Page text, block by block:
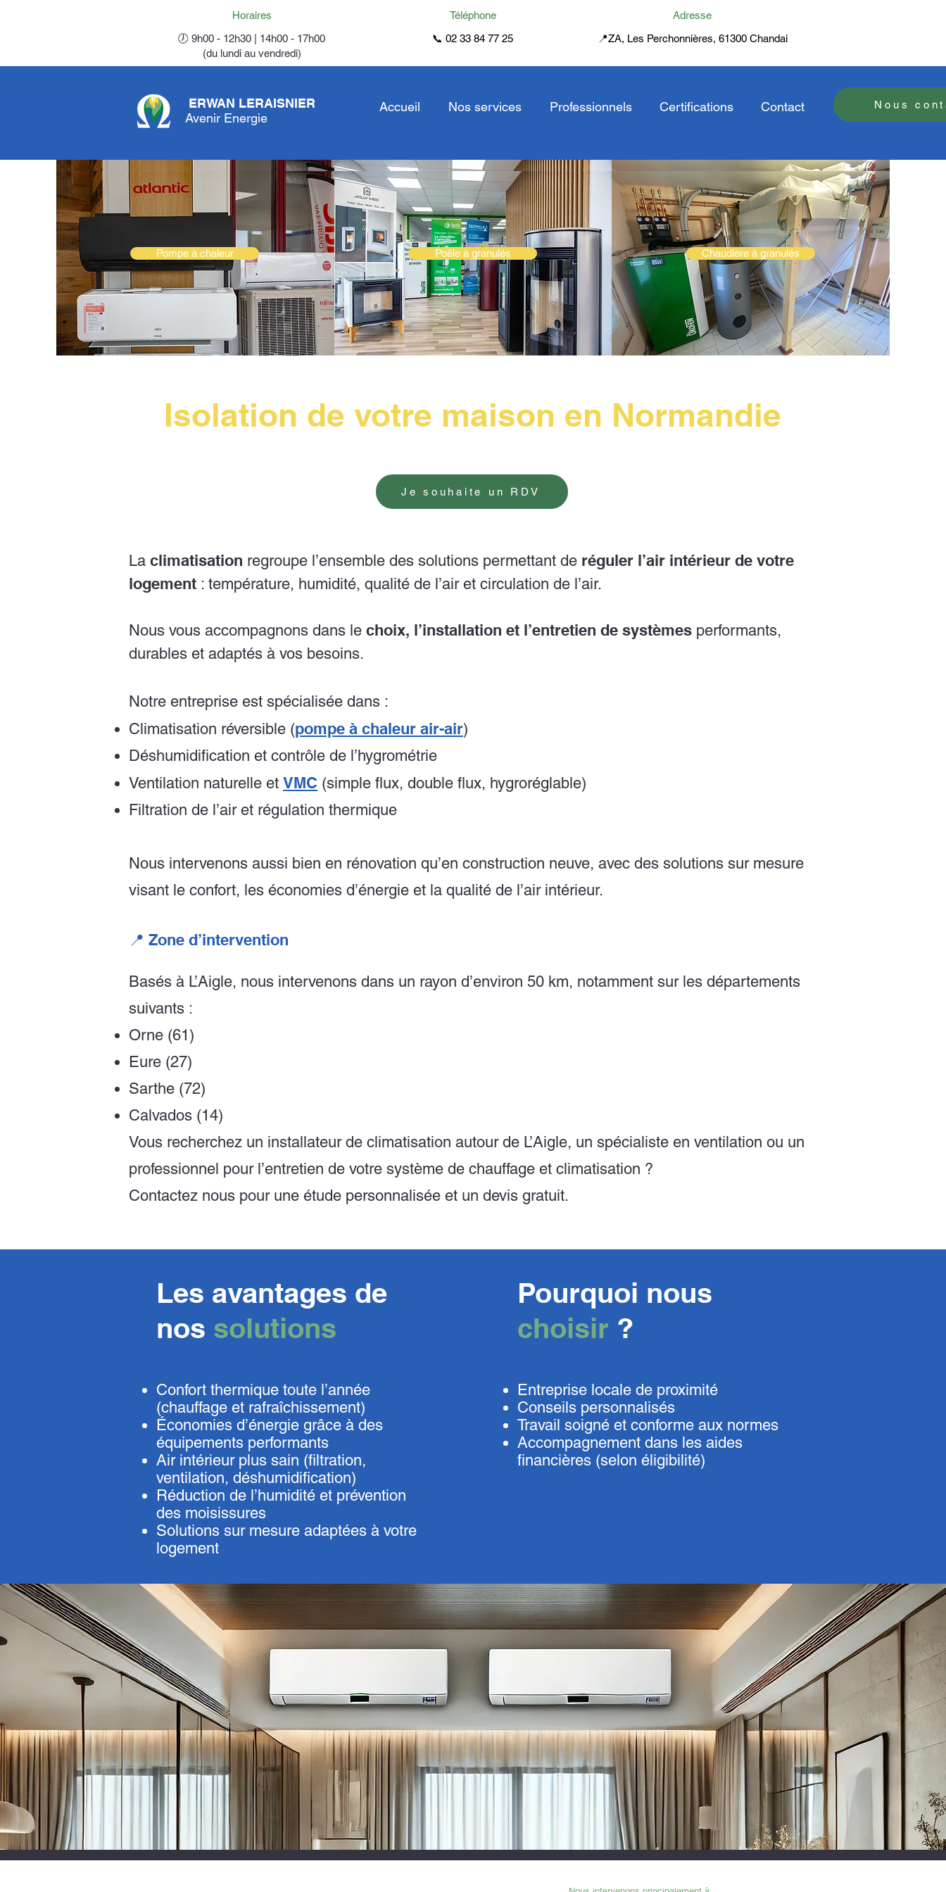
Horaires
🕖 9h00 - 12h30 | 14h00 - 17h00
(du lundi au vendredi)
Téléphone
📞 02 33 84 77 25
Adresse
📍ZA, Les Perchonnières, 61300 Chandai
ERWAN LERAISNIER
Avenir Energie
Accueil Nos services Professionnels Certifications Contact Nous
Poêle à granulés Chaudière à granulés
Isolation de votre maison en Normandie
Pompe à chaleur Poêle à granulés Chaudière à granulés
Je souhaite un RDV
La climatisation regroupe l’ensemble des solutions permettant de réguler l’air intérieur de votre
logement : température, humidité, qualité de l’air et circulation de l’air.
Nous vous accompagnons dans le choix, l’installation et l’entretien de systèmes performants,
durables et adaptés à vos besoins.
Notre entreprise est spécialisée dans :
Climatisation réversible (pompe à chaleur air-air)
Déshumidification et contrôle de l’hygrométrie
Ventilation naturelle et VMC (simple flux, double flux, hygroréglable)
Filtration de l’air et régulation thermique
Nous intervenons aussi bien en rénovation qu’en construction neuve, avec des solutions sur mesure
visant le confort, les économies d’énergie et la qualité de l’air intérieur.
📍 Zone d’intervention
Basés à L’Aigle, nous intervenons dans un rayon d’environ 50 km, notamment sur les départements
suivants :
Orne (61)
Eure (27)
Sarthe (72)
Calvados (14)
Vous recherchez un installateur de climatisation autour de L’Aigle, un spécialiste en ventilation ou un
professionnel pour l’entretien de votre système de chauffage et climatisation ?
Contactez nous pour une étude personnalisée et un devis gratuit.
Les avantages de
nos solutions
Confort thermique toute l’année
(chauffage et rafraîchissement)
Économies d’énergie grâce à des
équipements performants
Air intérieur plus sain (filtration,
ventilation, déshumidification)
Réduction de l’humidité et prévention
des moisissures
Solutions sur mesure adaptées à votre
logement
Pourquoi nous
choisir ?
​Entreprise locale de proximité
Conseils personnalisés
Travail soigné et conforme aux normes
Accompagnement dans les aides
financières (selon éligibilité)